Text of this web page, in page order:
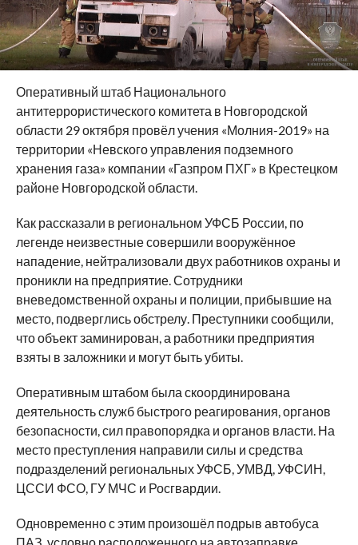
Оперативный штаб Национального
антитеррористического комитета в Новгородской
области 29 октября провёл учения «Молния-2019» на
территории «Невского управления подземного
хранения газа» компании «Газпром ПХГ» в Крестецком
районе Новгородской области.
Как рассказали в региональном УФСБ России, по
легенде неизвестные совершили вооружённое
нападение, нейтрализовали двух работников охраны и
проникли на предприятие. Сотрудники
вневедомственной охраны и полиции, прибывшие на
место, подверглись обстрелу. Преступники сообщили,
что объект заминирован, а работники предприятия
взяты в заложники и могут быть убиты.
Оперативным штабом была скоординирована
деятельность служб быстрого реагирования, органов
безопасности, сил правопорядка и органов власти. На
место преступления направили силы и средства
подразделений региональных УФСБ, УМВД, УФСИН,
ЦССИ ФСО, ГУ МЧС и Росгвардии.
Одновременно с этим произошёл подрыв автобуса